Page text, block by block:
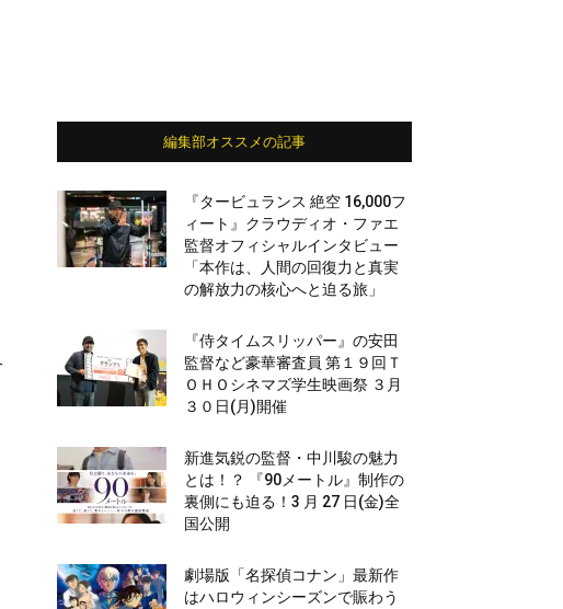
編集部オススメの記事
『タービュランス 絶空 16,000フ
ィート』クラウディオ・ファエ
監督オフィシャルインタビュー
「本作は、人間の回復力と真実
の解放力の核心へと迫る旅」
『侍タイムスリッパー』の安田
監督など豪華審査員 第１９回Ｔ
ＯＨＯシネマズ学生映画祭 ３月
３０日(月)開催
新進気鋭の監督・中川駿の魅力
とは！？ 『90メートル』制作の
裏側にも迫る！3 月 27 日(金)全
国公開
劇場版「名探偵コナン」最新作
はハロウィンシーズンで賑わう